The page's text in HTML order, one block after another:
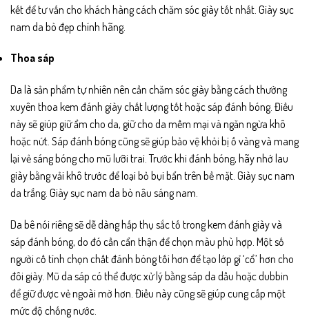
kết để tư vấn cho khách hàng cách chăm sóc giày tốt nhất. Giày sục
nam da bò đẹp chính hãng.
Thoa sáp
Da là sản phẩm tự nhiên nên cần chăm sóc giày bằng cách thường
xuyên thoa kem đánh giày chất lượng tốt hoặc sáp đánh bóng. Điều
này sẽ giúp giữ ẩm cho da, giữ cho da mềm mại và ngăn ngừa khô
hoặc nứt. Sáp đánh bóng cũng sẽ giúp bảo vệ khỏi bị ố vàng và mang
lại vẻ sáng bóng cho mũ lưỡi trai. Trước khi đánh bóng, hãy nhớ lau
giày bằng vải khô trước để loại bỏ bụi bẩn trên bề mặt. Giày sục nam
da trắng. Giày sục nam da bò nâu sáng nam.
Da bê nói riêng sẽ dễ dàng hấp thụ sắc tố trong kem đánh giày và
sáp đánh bóng, do đó cần cẩn thận để chọn màu phù hợp. Một số
người cố tình chọn chất đánh bóng tối hơn để tạo lớp gỉ ‘cổ’ hơn cho
đôi giày. Mũ da sáp có thể được xử lý bằng sáp da dầu hoặc dubbin
để giữ được vẻ ngoài mờ hơn. Điều này cũng sẽ giúp cung cấp một
mức độ chống nước.